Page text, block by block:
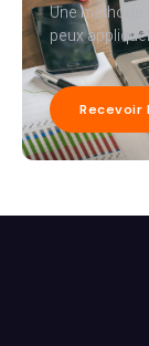
Une méthode
peux
Recevoir